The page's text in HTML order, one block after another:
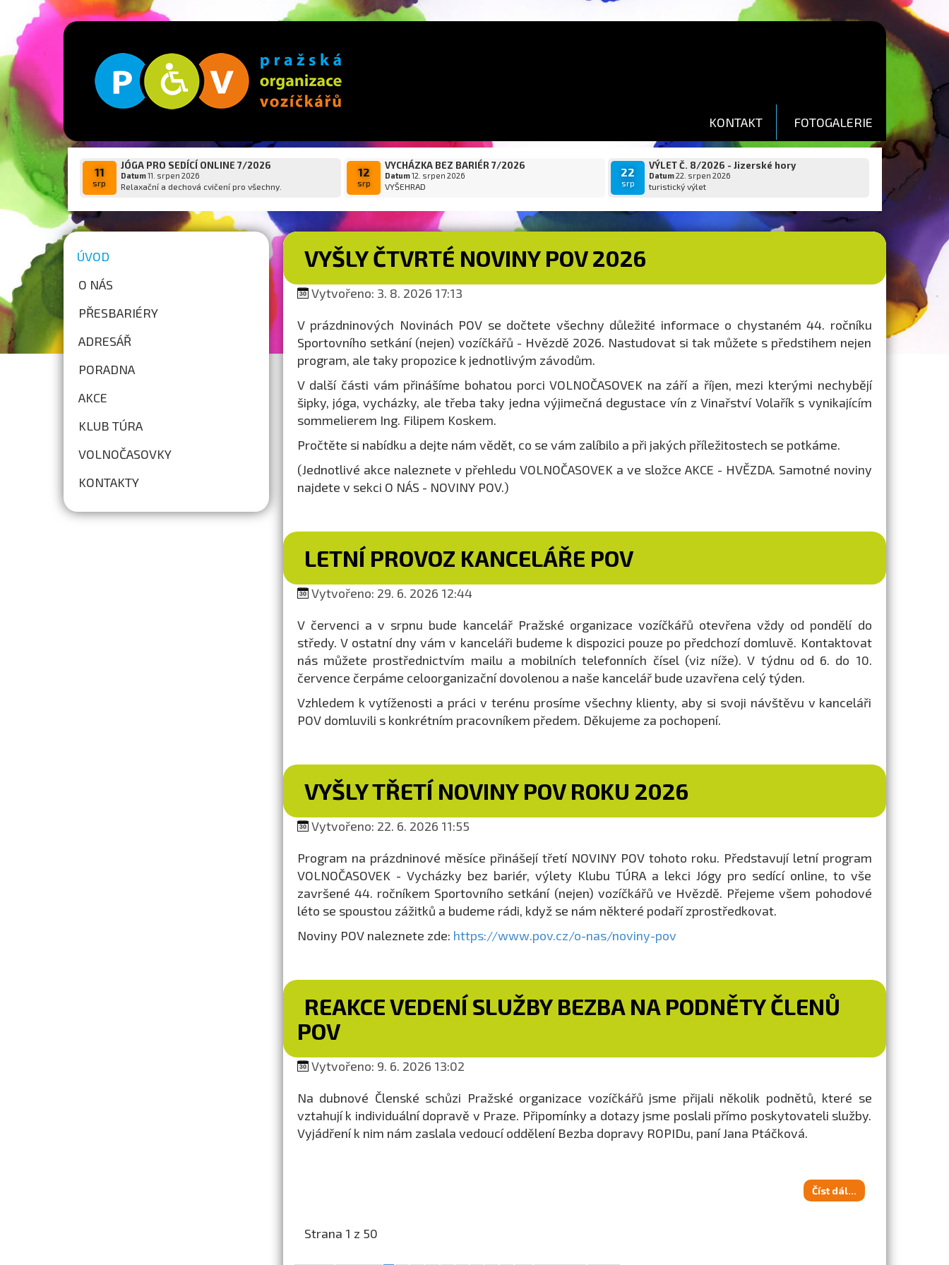
KONTAKT FOTOGALERIE
11
srp
JÓGA PRO SEDÍCÍ ONLINE 7/2026
Datum11. srpen 2026
Relaxační a dechová cvičení pro všechny.
12
srp
VYCHÁZKA BEZ BARIÉR 7/2026
Datum12. srpen 2026
VYŠEHRAD
22
srp
VÝLET Č. 8/2026 - Jizerské hory
Datum22. srpen 2026
turistický výlet
ÚVOD
O NÁS
PŘESBARIÉRY
ADRESÁŘ
PORADNA
AKCE
KLUB TÚRA
VOLNOČASOVKY
KONTAKTY
VYŠLY ČTVRTÉ NOVINY POV 2026
Vytvořeno: 3. 8. 2026 17:13
V prázdninových Novinách POV se dočtete všechny důležité informace o chystaném 44. ročníku
Sportovního setkání (nejen) vozíčkářů - Hvězdě 2026. Nastudovat si tak můžete s předstihem nejen
program, ale taky propozice k jednotlivým závodům.
V další části vám přinášíme bohatou porci VOLNOČASOVEK na září a říjen, mezi kterými nechybějí
šipky, jóga, vycházky, ale třeba taky jedna výjimečná degustace vín z Vinařství Volařík s vynikajícím
sommelierem Ing. Filipem Koskem.
Pročtěte si nabídku a dejte nám vědět, co se vám zalíbilo a při jakých příležitostech se potkáme.
(Jednotlivé akce naleznete v přehledu VOLNOČASOVEK a ve složce AKCE - HVĚZDA. Samotné noviny
najdete v sekci O NÁS - NOVINY POV.)
LETNÍ PROVOZ KANCELÁŘE POV
Vytvořeno: 29. 6. 2026 12:44
V červenci a v srpnu bude kancelář Pražské organizace vozíčkářů otevřena vždy od pondělí do
středy. V ostatní dny vám v kanceláři budeme k dispozici pouze po předchozí domluvě. Kontaktovat
nás můžete prostřednictvím mailu a mobilních telefonních čísel (viz níže). V týdnu od 6. do 10.
července čerpáme celoorganizační dovolenou a naše kancelář bude uzavřena celý týden.
Vzhledem k vytíženosti a práci v terénu prosíme všechny klienty, aby si svoji návštěvu v kanceláři
POV domluvili s konkrétním pracovníkem předem. Děkujeme za pochopení.
VYŠLY TŘETÍ NOVINY POV ROKU 2026
Vytvořeno: 22. 6. 2026 11:55
Program na prázdninové měsíce přinášejí třetí NOVINY POV tohoto roku. Představují letní program
VOLNOČASOVEK - Vycházky bez bariér, výlety Klubu TÚRA a lekci Jógy pro sedící online, to vše
završené 44. ročníkem Sportovního setkání (nejen) vozíčkářů ve Hvězdě. Přejeme všem pohodové
léto se spoustou zážitků a budeme rádi, když se nám některé podaří zprostředkovat.
Noviny POV naleznete zde: https://www.pov.cz/o-nas/noviny-pov
REAKCE VEDENÍ SLUŽBY BEZBA NA PODNĚTY ČLENŮ
POV
Vytvořeno: 9. 6. 2026 13:02
Na dubnové Členské schůzi Pražské organizace vozíčkářů jsme přijali několik podnětů, které se
vztahují k individuální dopravě v Praze. Připomínky a dotazy jsme poslali přímo poskytovateli služby.
Vyjádření k nim nám zaslala vedoucí oddělení Bezba dopravy ROPIDu, paní Jana Ptáčková.
Číst dál...
Strana 1 z 50